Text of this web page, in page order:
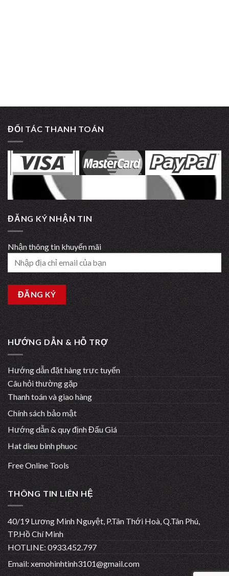
ĐỐI TÁC THANH TOÁN
ĐĂNG KÝ NHẬN TIN
Nhận thông tin khuyến mãi
HƯỚNG DẪN & HỖ TRỢ
Hướng dẫn đặt hàng trực tuyến
Câu hỏi thường gặp
Thanh toán và giao hàng
Chính sách bảo mật
Hướng dẫn & quy định Đấu Giá
Hat dieu binh phuoc
Free Online Tools
THÔNG TIN LIÊN HỆ
40/19 Lương Minh Nguyệt, P.Tân Thới Hoà, Q.Tân Phú,
TP.Hồ Chí Minh
HOTLINE: 0933.452.797
Email: xemohinhtinh3101@gmail.com